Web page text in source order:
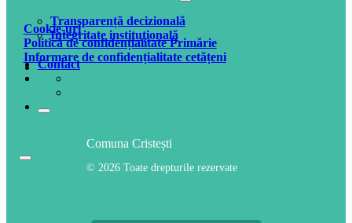
Transparență decizională
Integritate instituțională
Contact
Comuna Cristești
© 2026 Toate drepturile rezervate
Cookie-uri
Politică de confidențialitate Primărie
Informare de confidențialitate cetățeni